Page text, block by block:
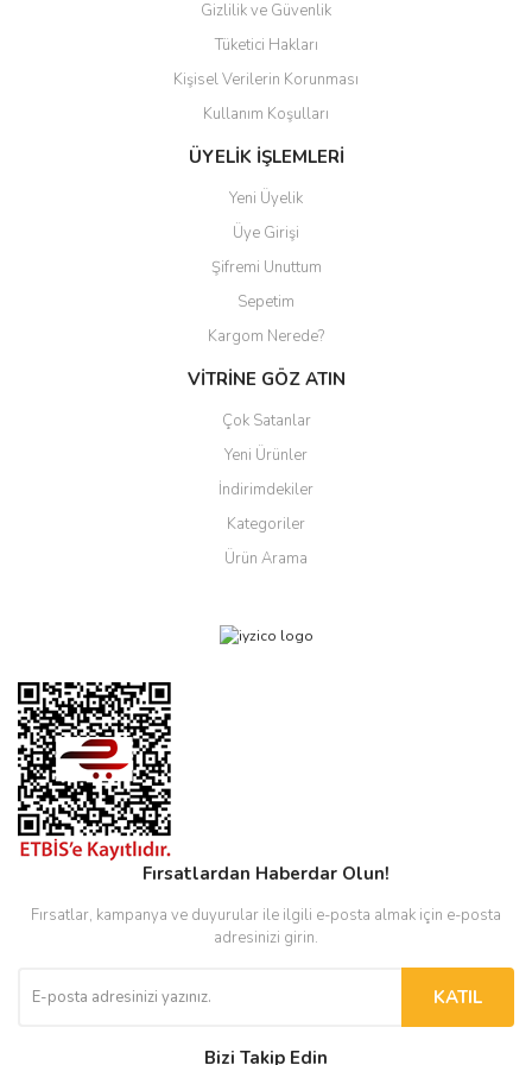
Gönder
Gizlilik ve Güvenlik
Tüketici Hakları
Kişisel Verilerin Korunması
Kullanım Koşulları
ÜYELİK İŞLEMLERİ
Yeni Üyelik
Üye Girişi
Şifremi Unuttum
Sepetim
Kargom Nerede?
VİTRİNE GÖZ ATIN
Çok Satanlar
Yeni Ürünler
İndirimdekiler
Kategoriler
Ürün Arama
Fırsatlardan Haberdar Olun!
Fırsatlar, kampanya ve duyurular ile ilgili e-posta almak için e-posta
adresinizi girin.
KATIL
Bizi Takip Edin